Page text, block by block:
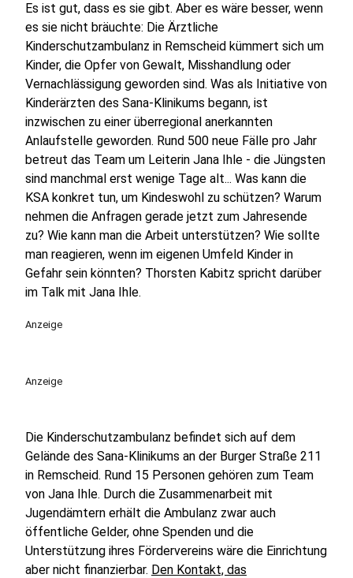
Es ist gut, dass es sie gibt. Aber es wäre besser, wenn
es sie nicht bräuchte: Die Ärztliche
Kinderschutzambulanz in Remscheid kümmert sich um
Kinder, die Opfer von Gewalt, Misshandlung oder
Vernachlässigung geworden sind. Was als Initiative von
Kinderärzten des Sana-Klinikums begann, ist
inzwischen zu einer überregional anerkannten
Anlaufstelle geworden. Rund 500 neue Fälle pro Jahr
betreut das Team um Leiterin Jana Ihle - die Jüngsten
sind manchmal erst wenige Tage alt... Was kann die
KSA konkret tun, um Kindeswohl zu schützen? Warum
nehmen die Anfragen gerade jetzt zum Jahresende
zu? Wie kann man die Arbeit unterstützen? Wie sollte
man reagieren, wenn im eigenen Umfeld Kinder in
Gefahr sein könnten? Thorsten Kabitz spricht darüber
im Talk mit Jana Ihle.
Anzeige
Anzeige
Die Kinderschutzambulanz befindet sich auf dem
Gelände des Sana-Klinikums an der Burger Straße 211
in Remscheid. Rund 15 Personen gehören zum Team
von Jana Ihle. Durch die Zusammenarbeit mit
Jugendämtern erhält die Ambulanz zwar auch
öffentliche Gelder, ohne Spenden und die
Unterstützung ihres Fördervereins wäre die Einrichtung
aber nicht finanzierbar. Den Kontakt, das